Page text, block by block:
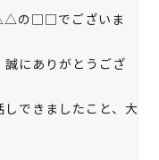
△△の□□でございま
にありがとうござ
できましたこと、大